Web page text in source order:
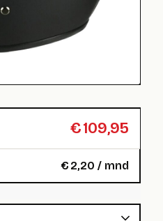
€109,95
€ 2,20 / mnd